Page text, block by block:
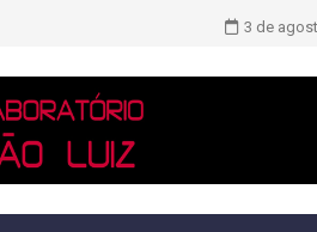
3 de